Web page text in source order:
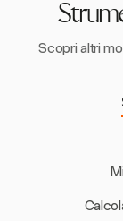
Scopri altri